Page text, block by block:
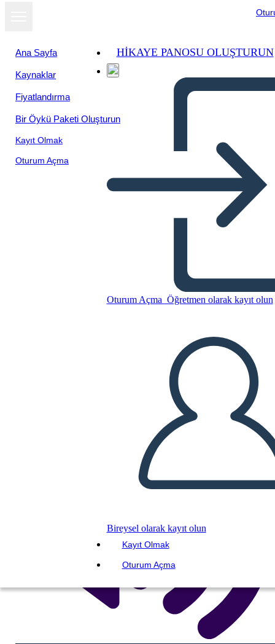
Ana Sayfa
Kaynaklar
Fiyatlandırma
Bir Öykü Paketi Oluşturun
Kayıt Olmak
Oturum Açma
HIKAYE PANOSU OLUŞTURUN
Oturum Açma Öğretmen olarak kayıt olun
Bireysel olarak kayıt olun
Kayıt Olmak
Oturum Açma
UNA OCIÓN
BİR HİKAYE PANOSU OLUŞTUR
SLAYT GÖSTERİSİNİ OYNAT
BENİ OKU
Slayt gösterisi
olarak
görüntüle